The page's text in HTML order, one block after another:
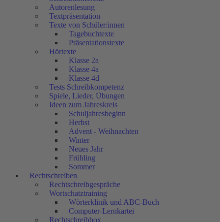
Autorenlesung
Textpräsentation
Texte von Schüler:innen
Tagebuchtexte
Präsentationstexte
Hörtexte
Klasse 2a
Klasse 4a
Klasse 4d
Tests Schreibkompetenz
Spiele, Lieder, Übungen
Ideen zum Jahreskreis
Schuljahresbeginn
Herbst
Advent - Weihnachten
Winter
Neues Jahr
Frühling
Sommer
Rechtschreiben
Rechtschreibgespräche
Wortschatztraining
Wörterklinik und ABC-Buch
Computer-Lernkartei
Rechtschreibbox